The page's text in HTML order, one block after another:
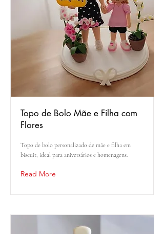
Topo de Bolo Mãe e Filha com
Flores
Topo de bolo personalizado de mãe e filha em
biscuit, ideal para aniversários e homenagens.
Read More